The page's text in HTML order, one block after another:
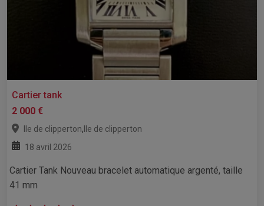
Cartier tank
2 000 €
Ile de clipperton, Ile de clipperton
18 avril 2026
Cartier Tank Nouveau bracelet automatique argenté, taille
41 mm